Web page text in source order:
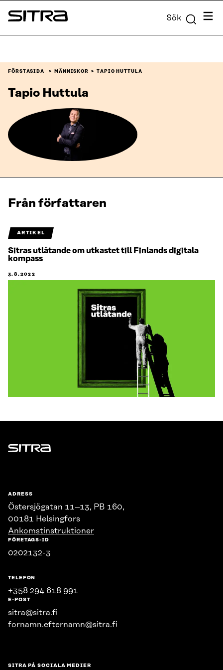
Skip to
content
Sitra Sök Meny
FÖRSTASIDA MÄNNISKOR TAPIO HUTTULA
Tapio Huttula
Från författaren
ARTIKEL
Sitras utlåtande om utkastet till Finlands digitala
kompass
3.8.2022
Sitra
ADRESS
Östersjögatan 11–13, PB 160,
00181 Helsingfors
Ankomstinstruktioner
FÖRETAGS-ID
0202132-3
TELEFON
+358 294 618 991
E-POST
sitra@sitra.fi
fornamn.efternamn@sitra.fi
SITRA PÅ SOCIALA MEDIER